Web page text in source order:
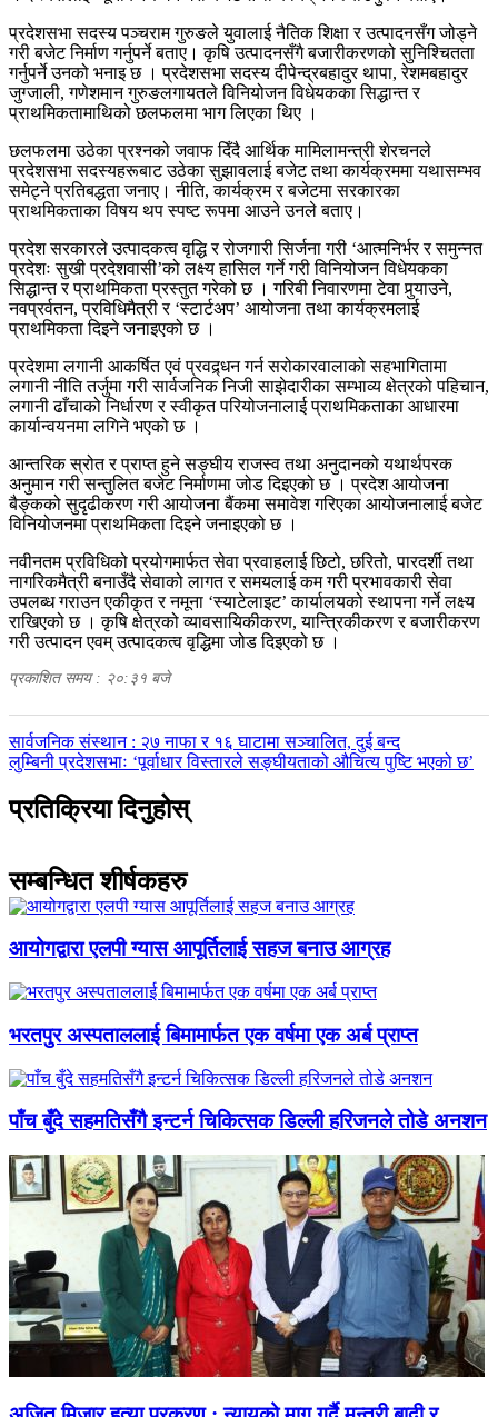
प्रदेशसभा सदस्य पञ्चराम गुरुङले युवालाई नैतिक शिक्षा र उत्पादनसँग जोड्ने
गरी बजेट निर्माण गर्नुपर्ने बताए। कृषि उत्पादनसँगै बजारीकरणको सुनिश्चितता
गर्नुपर्ने उनको भनाइ छ । प्रदेशसभा सदस्य दीपेन्द्रबहादुर थापा, रेशमबहादुर
जुग्जाली, गणेशमान गुरुङलगायतले विनियोजन विधेयकका सिद्धान्त र
प्राथमिकतामाथिको छलफलमा भाग लिएका थिए ।
छलफलमा उठेका प्रश्नको जवाफ दिँदै आर्थिक मामिलामन्त्री शेरचनले
प्रदेशसभा सदस्यहरूबाट उठेका सुझावलाई बजेट तथा कार्यक्रममा यथासम्भव
समेट्ने प्रतिबद्धता जनाए। नीति, कार्यक्रम र बजेटमा सरकारका
प्राथमिकताका विषय थप स्पष्ट रूपमा आउने उनले बताए।
प्रदेश सरकारले उत्पादकत्व वृद्धि र रोजगारी सिर्जना गरी ‘आत्मनिर्भर र समुन्नत
प्रदेशः सुखी प्रदेशवासी’को लक्ष्य हासिल गर्ने गरी विनियोजन विधेयकका
सिद्धान्त र प्राथमिकता प्रस्तुत गरेको छ । गरिबी निवारणमा टेवा पुर्‍याउने,
नवप्रर्वतन, प्रविधिमैत्री र ‘स्टार्टअप’ आयोजना तथा कार्यक्रमलाई
प्राथमिकता दिइने जनाइएको छ ।
प्रदेशमा लगानी आकर्षित एवं प्रवद्र्धन गर्न सरोकारवालाको सहभागितामा
लगानी नीति तर्जुमा गरी सार्वजनिक निजी साझेदारीका सम्भाव्य क्षेत्रको पहिचान,
लगानी ढाँचाको निर्धारण र स्वीकृत परियोजनालाई प्राथमिकताका आधारमा
कार्यान्वयनमा लगिने भएको छ ।
आन्तरिक स्रोत र प्राप्त हुने सङ्घीय राजस्व तथा अनुदानको यथार्थपरक
अनुमान गरी सन्तुलित बजेट निर्माणमा जोड दिइएको छ । प्रदेश आयोजना
बैङ्कको सुदृढीकरण गरी आयोजना बैंकमा समावेश गरिएका आयोजनालाई बजेट
विनियोजनमा प्राथमिकता दिइने जनाइएको छ ।
नवीनतम प्रविधिको प्रयोगमार्फत सेवा प्रवाहलाई छिटो, छरितो, पारदर्शी तथा
नागरिकमैत्री बनाउँदै सेवाको लागत र समयलाई कम गरी प्रभावकारी सेवा
उपलब्ध गराउन एकीकृत र नमूना ‘स्याटेलाइट’ कार्यालयको स्थापना गर्ने लक्ष्य
राखिएको छ । कृषि क्षेत्रको व्यावसायिकीकरण, यान्त्रिकीकरण र बजारीकरण
गरी उत्पादन एवम् उत्पादकत्व वृद्धिमा जोड दिइएको छ ।
प्रकाशित समय : २०:३१ बजे
पछिल्लाे
-
सार्वजनिक संस्थान : २७ नाफा र १६ घाटामा सञ्चालित, दुई बन्द
अघिल्लाे
लुम्बिनी प्रदेशसभाः ‘पूर्वाधार विस्तारले सङ्घीयताको औचित्य पुष्टि भएको छ’
प्रतिक्रिया दिनुहोस्
सम्बन्धित शीर्षकहरु
आयोगद्वारा एलपी ग्यास आपूर्तिलाई सहज बनाउ आग्रह
भरतपुर अस्पताललाई बिमामार्फत एक वर्षमा एक अर्ब प्राप्त
पाँच बुँदे सहमतिसँगै इन्टर्न चिकित्सक डिल्ली हरिजनले तोडे अनशन